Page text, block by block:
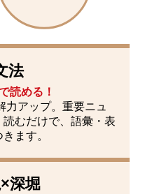
法
読める！
アップ。重要ニュ
読むだけで、語彙・表
ます。
深堀